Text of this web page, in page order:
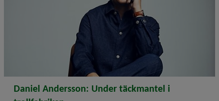
2026-07-20
Daniel Andersson: Under täckmantel i